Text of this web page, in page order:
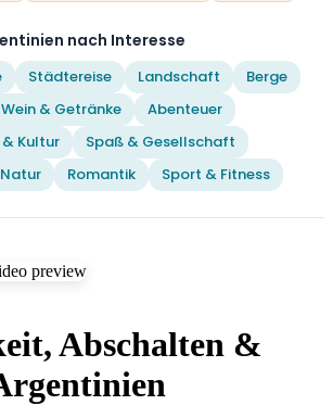
nach Interesse
Städtereise Landschaft
Berge
Wein & Getränke
Abenteuer
& Kultur
Spaß & Gesellschaft
Romantik Sport & Fitness
Abschalten &